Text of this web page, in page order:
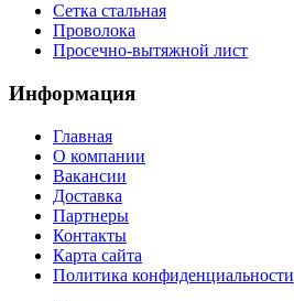
Сетка стальная
Проволока
Просечно-вытяжной лист
Информация
Главная
О компании
Вакансии
Доставка
Партнеры
Контакты
Карта сайта
Политика конфиденциальности